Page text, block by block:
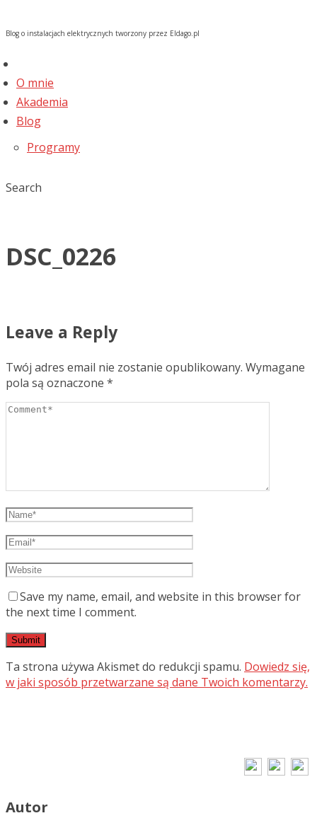
Blog o instalacjach elektrycznych tworzony przez Eldago.pl
O mnie
Akademia
Blog
Programy
Search
DSC_0226
Leave a Reply
Twój adres email nie zostanie opublikowany. Wymagane
pola są oznaczone *
Save my name, email, and website in this browser for
the next time I comment.
Ta strona używa Akismet do redukcji spamu. Dowiedz się,
w jaki sposób przetwarzane są dane Twoich komentarzy.
Autor